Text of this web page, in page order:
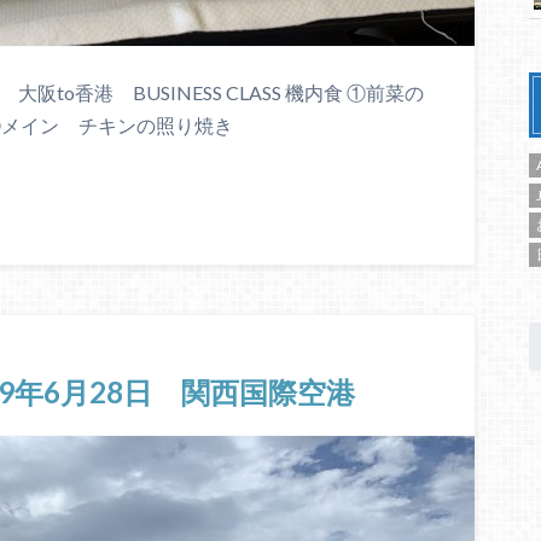
大阪to香港 BUSINESS CLASS 機内食 ①前菜の
イン チキンの照り焼き
年6月28日 関西国際空港